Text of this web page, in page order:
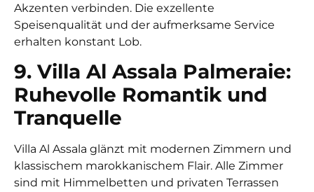
Akzenten verbinden. Die exzellente
Speisenqualität und der aufmerksame Service
erhalten konstant Lob.
9. Villa Al Assala Palmeraie:
Ruhevolle Romantik und
Tranquelle
Villa Al Assala glänzt mit modernen Zimmern und
klassischem marokkanischem Flair. Alle Zimmer
sind mit Himmelbetten und privaten Terrassen